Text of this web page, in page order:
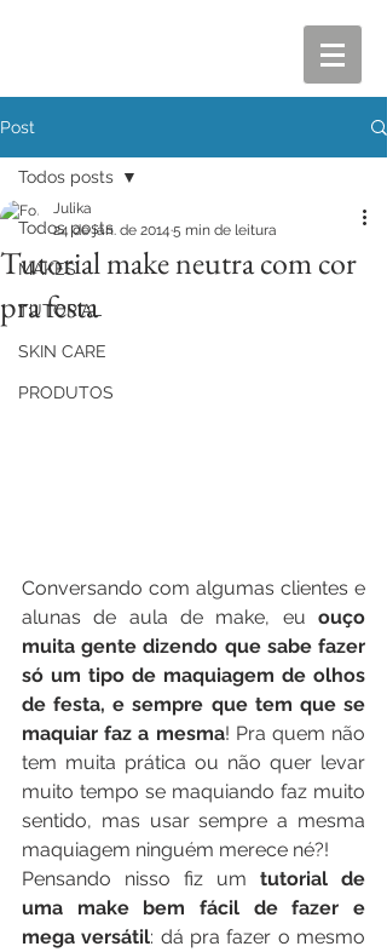
Post
Todos posts
MAKES
TUTORIAL
SKIN CARE
PRODUTOS
Todos posts
Tutorial make neutra com cor
pra festa
Julika
24 de jan. de 2014 5 min de leitura
Conversando com algumas clientes e
alunas de aula de make, eu ouço
muita gente dizendo que sabe fazer
só um tipo de maquiagem de olhos
de festa, e sempre que tem que se
maquiar faz a mesma! Pra quem não
tem muita prática ou não quer levar
muito tempo se maquiando faz muito
sentido, mas usar sempre a mesma
maquiagem ninguém merece né?!
Pensando nisso fiz um tutorial de
uma make bem fácil de fazer e
mega versátil: dá pra fazer o mesmo